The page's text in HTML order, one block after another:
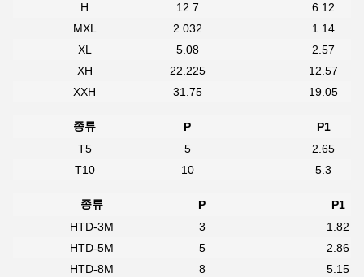
H
12.7
6.12
MXL
2.032
1.14
XL
5.08
2.57
XH
22.225
12.57
XXH
31.75 19.05
종류 P
P1
T5
5
2.65
T10
10 5.3
종류 P
P1
HTD-3M
3
1.82
HTD-5M
5
2.86
HTD-8M
8
5.15